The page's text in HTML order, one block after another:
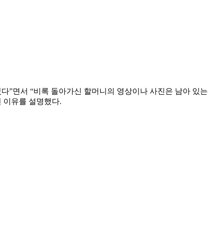
”면서 “비록 돌아가신 할머니의 영상이나 사진은 남아 있는
이유를 설명했다.